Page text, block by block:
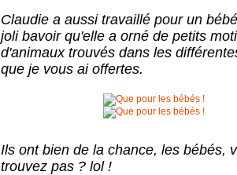
Claudie a aussi travaillé pour un
joli bavoir qu'elle a orné de petits
d'animaux trouvés dans les
que je vous ai offertes.
Ils ont bien de la chance, les bébés,
trouvez pas ? lol !